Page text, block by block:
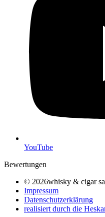
YouTube
Bewertungen
© 2026whisky & cigar
Impressum
Datenschutzerklärung
realisiert durch die